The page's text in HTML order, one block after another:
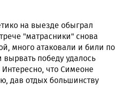
на выезде обыграл
"матрасники" снова
много атаковали и били по
вырвать победу удалось
что Симеоне
дав отдых большинству